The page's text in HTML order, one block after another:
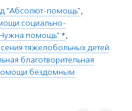
"Абсолют-помощь",
социально-
помощь" *,
тяжелобольных детей
благотворительная
бездомным